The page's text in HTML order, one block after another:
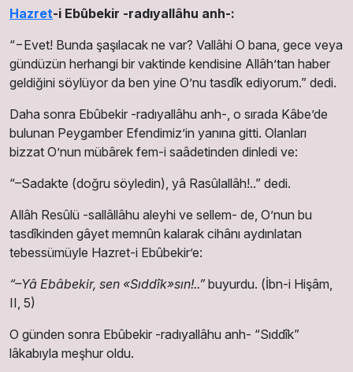
Hazret-i Ebûbekir -radıyallâhu anh-:
“−Evet! Bunda şaşılacak ne var? Vallâhi O bana, gece veya
gündüzün herhangi bir vaktinde kendisine Allâh’tan haber
geldiğini söylüyor da ben yine O’nu tasdîk ediyorum.” dedi.
Daha sonra Ebûbekir -radıyallâhu anh-, o sırada Kâbe’de
bulunan Peygamber Efendimiz’in yanına gitti. Olanları
bizzat O’nun mübârek fem-i saâdetinden dinledi ve:
“–Sadakte (doğru söyledin), yâ Rasûlallâh!..” dedi.
Allâh Resûlü -sallâllâhu aleyhi ve sellem- de, O’nun bu
tasdîkinden gâyet memnûn kalarak cihânı aydınlatan
tebessümüyle Hazret-i Ebûbekir’e:
“–Yâ Ebâbekir, sen «Sıddîk»sın!..”buyurdu. (İbn-i Hişâm,
II, 5)
O günden sonra Ebûbekir -radıyallâhu anh- “Sıddîk”
lâkabıyla meşhur oldu.